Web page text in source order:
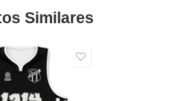
Similares